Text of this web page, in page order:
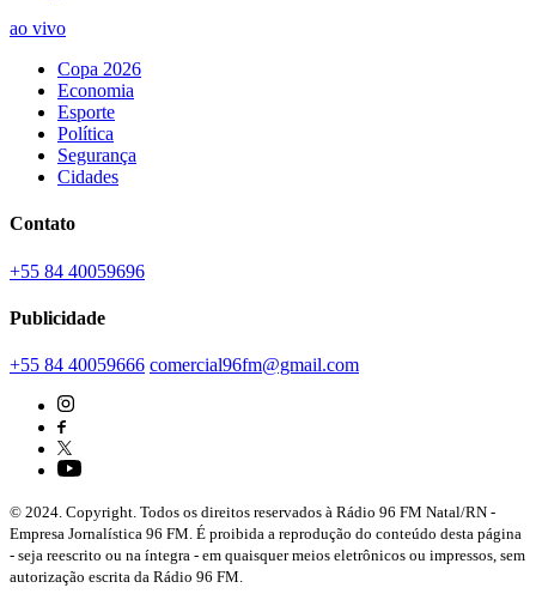
ao vivo
Copa 2026
Economia
Esporte
Política
Segurança
Cidades
Contato
+55 84 40059696
Publicidade
+55 84 40059666 comercial96fm@gmail.com
© 2024. Copyright. Todos os direitos reservados à Rádio 96 FM Natal/RN -
Empresa Jornalística 96 FM. É proibida a reprodução do conteúdo desta página
- seja reescrito ou na íntegra - em quaisquer meios eletrônicos ou impressos, sem
autorização escrita da Rádio 96 FM.